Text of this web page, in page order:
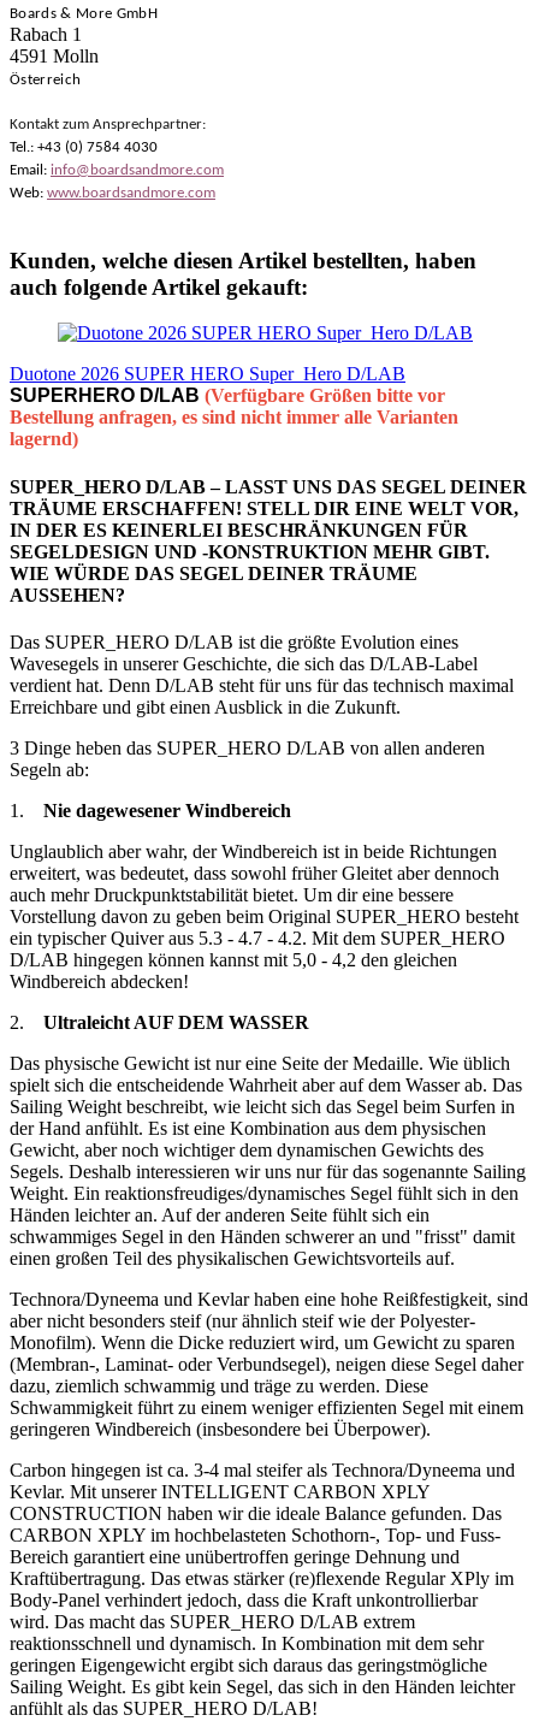
Boards & More GmbH
Rabach 1
4591 Molln
Österreich
Kontakt zum Ansprechpartner:
Tel.: +43 (0) 7584 4030
Email: info@boardsandmore.com
Web: www.boardsandmore.com
Kunden, welche diesen Artikel bestellten, haben
auch folgende Artikel gekauft:
Duotone 2026 SUPER HERO Super_Hero D/LAB
SUPERHERO D/LAB (Verfügbare Größen bitte vor
Bestellung anfragen, es sind nicht immer alle Varianten
lagernd)
SUPER_HERO D/LAB – LASST UNS DAS SEGEL DEINER
TRÄUME ERSCHAFFEN! STELL DIR EINE WELT VOR,
IN DER ES KEINERLEI BESCHRÄNKUNGEN FÜR
SEGELDESIGN UND -KONSTRUKTION MEHR GIBT.
WIE WÜRDE DAS SEGEL DEINER TRÄUME
AUSSEHEN?
Das SUPER_HERO D/LAB ist die größte Evolution eines
Wavesegels in unserer Geschichte, die sich das D/LAB-Label
verdient hat. Denn D/LAB steht für uns für das technisch maximal
Erreichbare und gibt einen Ausblick in die Zukunft.
3 Dinge heben das SUPER_HERO D/LAB von allen anderen
Segeln ab:
1. Nie dagewesener Windbereich
Unglaublich aber wahr, der Windbereich ist in beide Richtungen
erweitert, was bedeutet, dass sowohl früher Gleitet aber dennoch
auch mehr Druckpunktstabilität bietet. Um dir eine bessere
Vorstellung davon zu geben beim Original SUPER_HERO besteht
ein typischer Quiver aus 5.3 - 4.7 - 4.2. Mit dem SUPER_HERO
D/LAB hingegen können kannst mit 5,0 - 4,2 den gleichen
Windbereich abdecken!
2. Ultraleicht AUF DEM WASSER
Das physische Gewicht ist nur eine Seite der Medaille. Wie üblich
spielt sich die entscheidende Wahrheit aber auf dem Wasser ab. Das
Sailing Weight beschreibt, wie leicht sich das Segel beim Surfen in
der Hand anfühlt. Es ist eine Kombination aus dem physischen
Gewicht, aber noch wichtiger dem dynamischen Gewichts des
Segels. Deshalb interessieren wir uns nur für das sogenannte Sailing
Weight. Ein reaktionsfreudiges/dynamisches Segel fühlt sich in den
Händen leichter an. Auf der anderen Seite fühlt sich ein
schwammiges Segel in den Händen schwerer an und "frisst" damit
einen großen Teil des physikalischen Gewichtsvorteils auf.
Technora/Dyneema und Kevlar haben eine hohe Reißfestigkeit, sind
aber nicht besonders steif (nur ähnlich steif wie der Polyester-
Monofilm). Wenn die Dicke reduziert wird, um Gewicht zu sparen
(Membran-, Laminat- oder Verbundsegel), neigen diese Segel daher
dazu, ziemlich schwammig und träge zu werden. Diese
Schwammigkeit führt zu einem weniger effizienten Segel mit einem
geringeren Windbereich (insbesondere bei Überpower).
Carbon hingegen ist ca. 3-4 mal steifer als Technora/Dyneema und
Kevlar. Mit unserer INTELLIGENT CARBON XPLY
CONSTRUCTION haben wir die ideale Balance gefunden. Das
CARBON XPLY im hochbelasteten Schothorn-, Top- und Fuss-
Bereich garantiert eine unübertroffen geringe Dehnung und
Kraftübertragung. Das etwas stärker (re)flexende Regular XPly im
Body-Panel verhindert jedoch, dass die Kraft unkontrollierbar
wird. Das macht das SUPER_HERO D/LAB extrem
reaktionsschnell und dynamisch. In Kombination mit dem sehr
geringen Eigengewicht ergibt sich daraus das geringstmögliche
Sailing Weight. Es gibt kein Segel, das sich in den Händen leichter
anfühlt als das SUPER_HERO D/LAB!